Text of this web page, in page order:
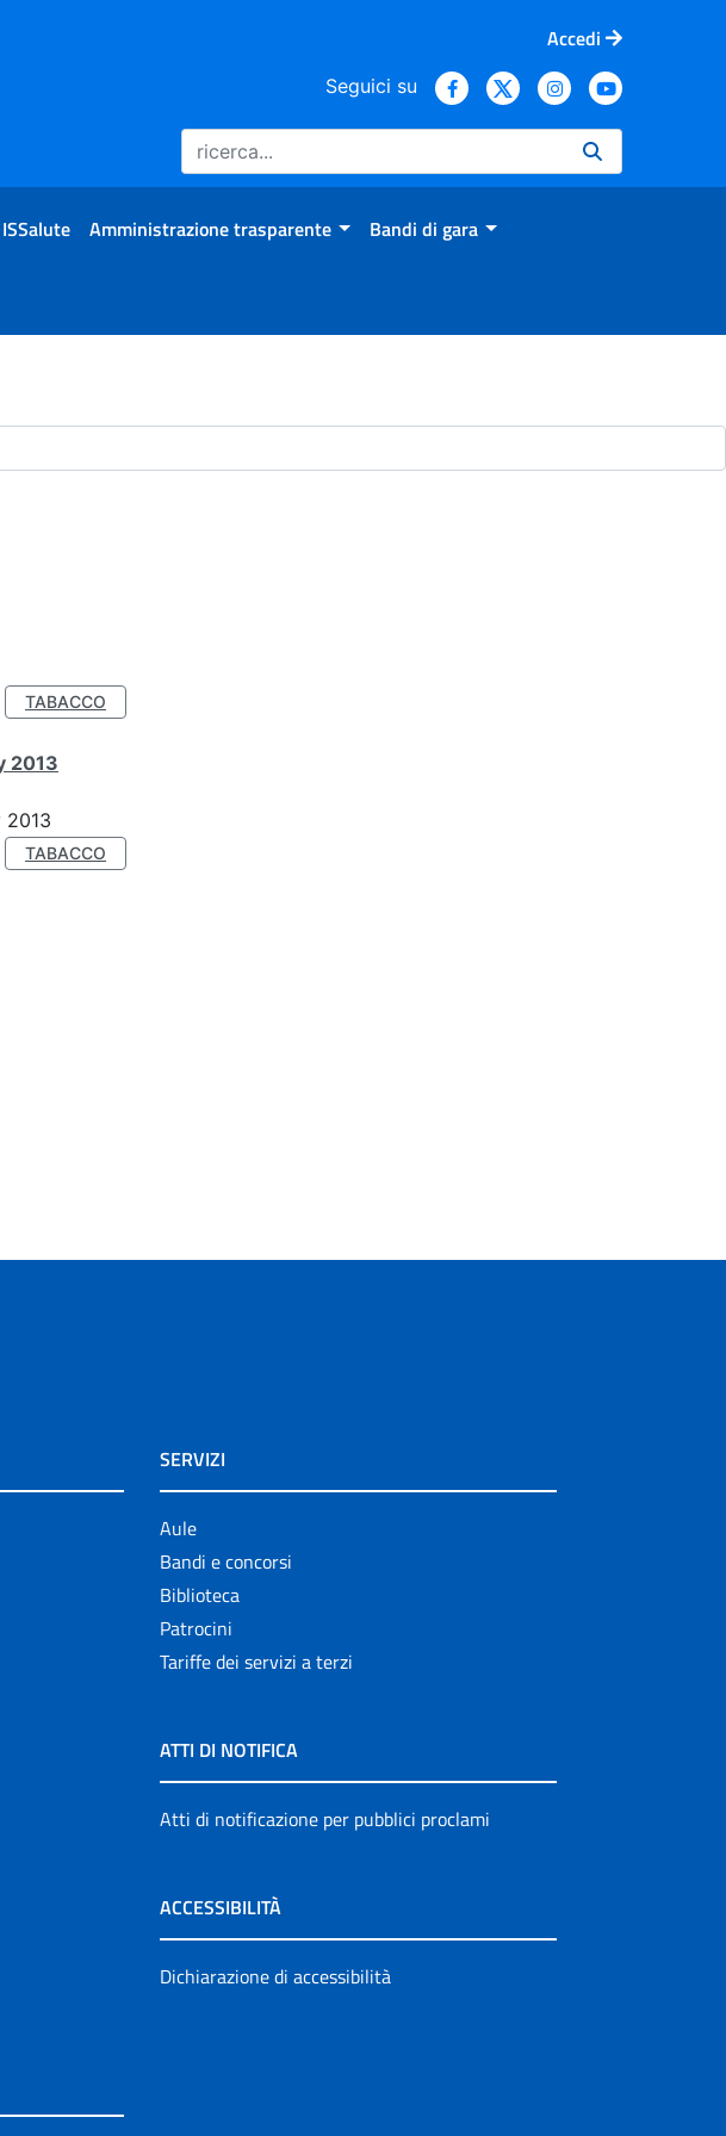
Accedi
Seguici su
ISSalute Amministrazione trasparente Bandi di gara
TABACCO
2013
2013
TABACCO
SERVIZI
Aule
Bandi e concorsi
Biblioteca
Patrocini
Tariffe dei servizi a terzi
ATTI DI NOTIFICA
Atti di notificazione per pubblici proclami
ACCESSIBILITÀ
Dichiarazione di accessibilità